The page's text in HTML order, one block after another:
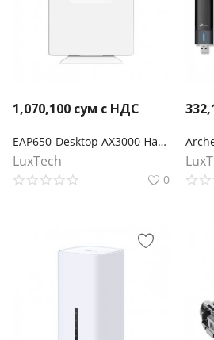
1,070,100 сум с НДС
EAP650-Desktop AX3000 Настольная гигабитная точка доступа WiFi 6
LuxTech
0